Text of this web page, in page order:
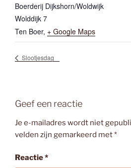
Boerderij Dijkshorn/Woldwijk
Wolddijk 7
Ten Boer, + Google Maps
Slootjesdag
Geef een reactie
Je e-mailadres wordt niet
velden zijn gemarkeerd met*
Reactie*